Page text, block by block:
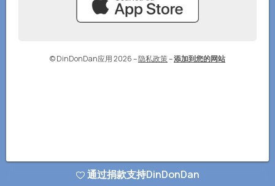
© DinDonDan应用 2026–隐私政策–添加到您的网站
通过捐款支持DinDonDan